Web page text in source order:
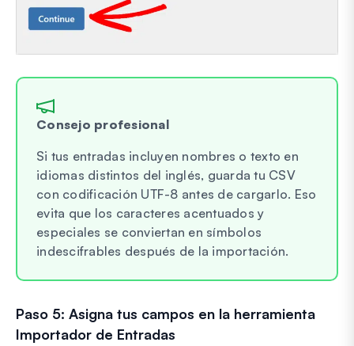
Consejo profesional
Si tus entradas incluyen nombres o texto en
idiomas distintos del inglés, guarda tu CSV
con codificación UTF-8 antes de cargarlo. Eso
evita que los caracteres acentuados y
especiales se conviertan en símbolos
indescifrables después de la importación.
Paso 5: Asigna tus campos en la herramienta
Importador de Entradas